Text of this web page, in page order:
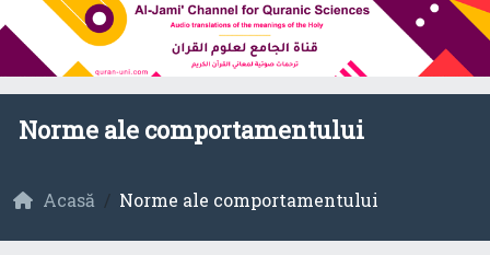
Norme ale comportamentului
Acasă Norme ale comportamentului